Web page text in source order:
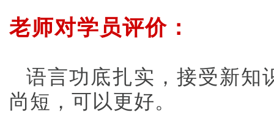
老师对学员评价：
语言功底扎实，接受新知
尚短，可以更好。